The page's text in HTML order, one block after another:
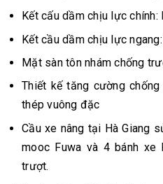
Kết cấu dầm chịu lực chính:
Kết cầu dầm chịu lực
Mặt sàn tôn nhám chống
Thiết kế tăng cường
thép vuông đặc
Cầu xe nâng tại Hà Giang
mooc Fuwa và 4 bánh xe
trượt.